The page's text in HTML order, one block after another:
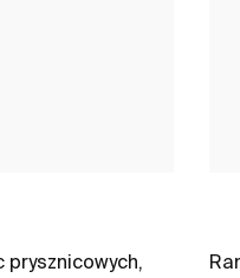
prysznicowych,